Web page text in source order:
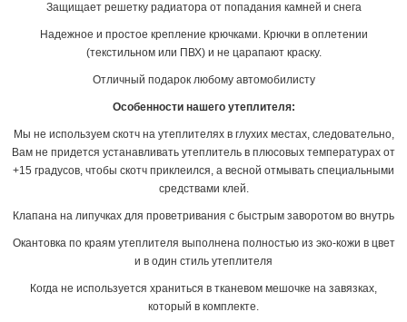
Защищает решетку радиатора от попадания камней и снега
Надежное и простое крепление крючками. Крючки в оплетении
(текстильном или ПВХ) и не царапают краску.
Отличный подарок любому автомобилисту
Особенности нашего утеплителя:
Мы не используем скотч на утеплителях в глухих местах, следовательно,
Вам не придется устанавливать утеплитель в плюсовых температурах от
+15 градусов, чтобы скотч приклеился, а весной отмывать специальными
средствами клей.
Клапана на липучках для проветривания с быстрым заворотом во внутрь
Окантовка по краям утеплителя выполнена полностью из эко-кожи в цвет
и в один стиль утеплителя
Когда не используется храниться в тканевом мешочке на завязках,
который в комплекте.